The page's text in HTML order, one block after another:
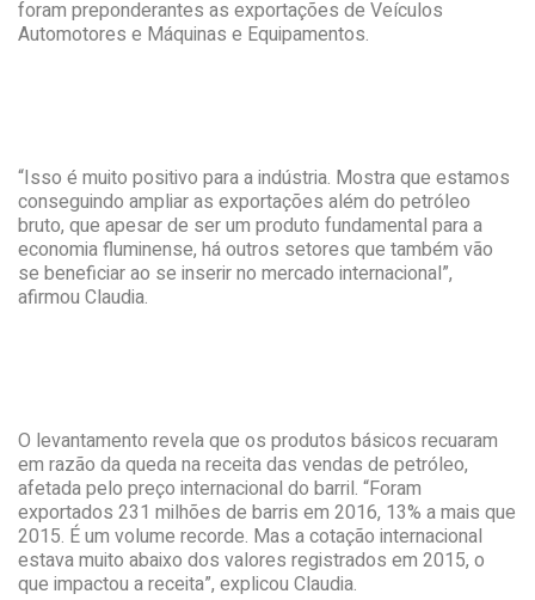
foram preponderantes as exportações de Veículos
Automotores e Máquinas e Equipamentos.
“Isso é muito positivo para a indústria. Mostra que estamos
conseguindo ampliar as exportações além do petróleo
bruto, que apesar de ser um produto fundamental para a
economia fluminense, há outros setores que também vão
se beneficiar ao se inserir no mercado internacional”,
afirmou Claudia.
O levantamento revela que os produtos básicos recuaram
em razão da queda na receita das vendas de petróleo,
afetada pelo preço internacional do barril. “Foram
exportados 231 milhões de barris em 2016, 13% a mais que
2015. É um volume recorde. Mas a cotação internacional
estava muito abaixo dos valores registrados em 2015, o
que impactou a receita”, explicou Claudia.